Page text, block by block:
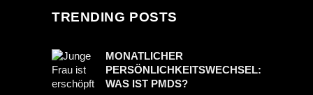
TRENDING POSTS
MONATLICHER
PERSÖNLICHKEITSWECHSEL:
WAS IST PMDS?